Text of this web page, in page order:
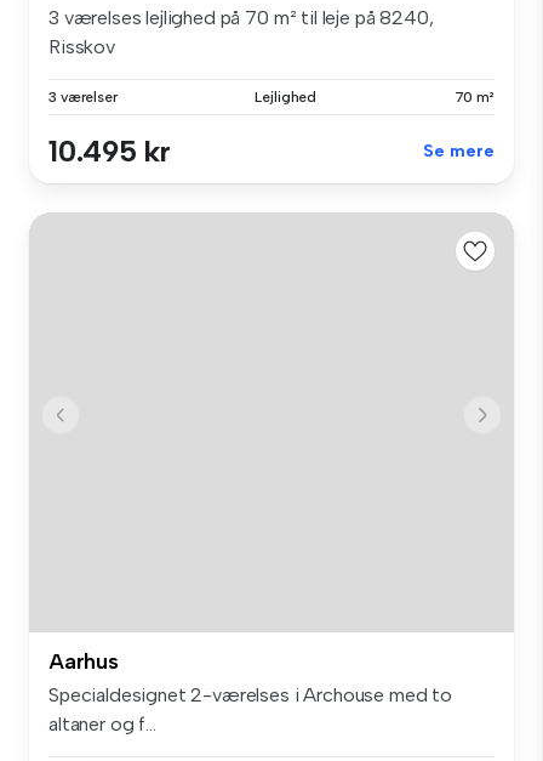
3 værelses lejlighed på 70 m² til leje på 8240,
Risskov
3 værelser Lejlighed 70 m²
10.495 kr Se mere
Aarhus
Specialdesignet 2-værelses i Archouse med to
altaner og f...